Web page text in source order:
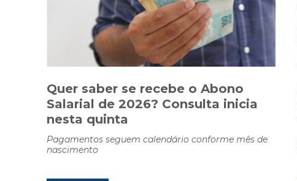
Quer saber se recebe o Abono
Salarial de 2026? Consulta inicia
nesta quinta
Pagamentos seguem calendário conforme mês de
nascimento